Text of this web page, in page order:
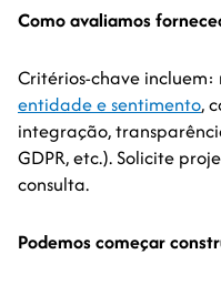
Como avaliamos
Critérios-chave
entidade e sentimento,
integração,
GDPR, etc.). Solicite
consulta.
Podemos começar